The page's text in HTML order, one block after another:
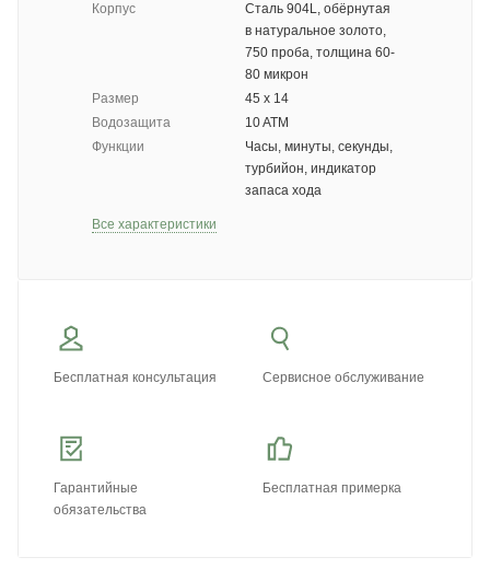
Корпус
Сталь 904L, обёрнутая
в натуральное золото,
750 проба, толщина 60-
80 микрон
Размер
45 х 14
Водозащита
10 ATM
Функции
Часы, минуты, секунды,
турбийон, индикатор
запаса хода
Все характеристики
Бесплатная консультация Сервисное обслуживание
Гарантийные
обязательства
Бесплатная примерка